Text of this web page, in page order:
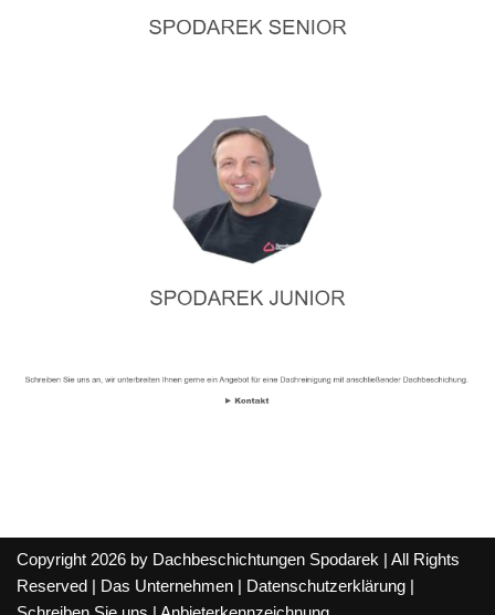
Copyright 2026 by Dachbeschichtungen Spodarek | All Rights
Reserved |
Das Unternehmen Datenschutzerklärung